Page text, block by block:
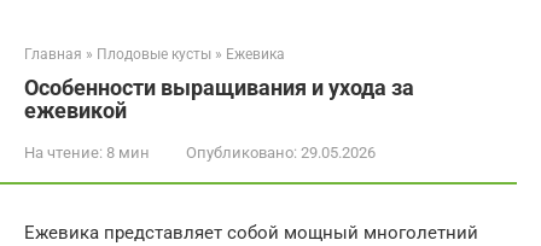
Главная » Плодовые кусты » Ежевика
Особенности выращивания и ухода за
ежевикой
На чтение: 8 мин Опубликовано: 29.05.2026
Ежевика представляет собой мощный многолетний